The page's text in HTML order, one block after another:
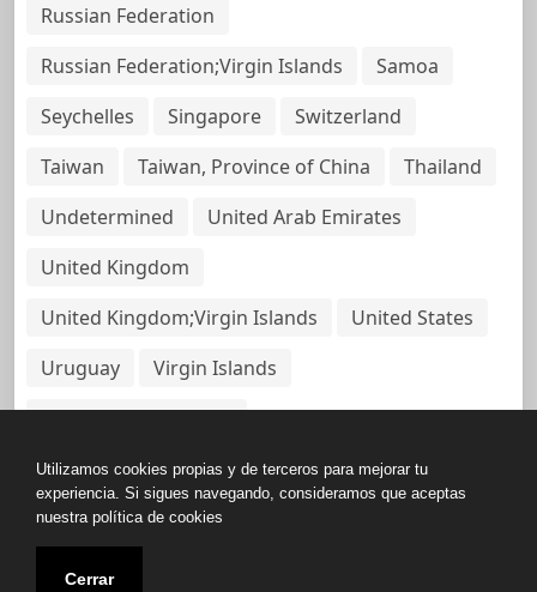
Russian Federation
Russian Federation;Virgin Islands
Samoa
Seychelles
Singapore
Switzerland
Taiwan
Taiwan, Province of China
Thailand
Undetermined
United Arab Emirates
United Kingdom
United Kingdom;Virgin Islands
United States
Uruguay
Virgin Islands
Virgin Islands, British
Copyright © All rights reserved.
Utilizamos cookies propias y de terceros para mejorar tu
experiencia. Si sigues navegando, consideramos que aceptas
nuestra política de cookies
Cerrar